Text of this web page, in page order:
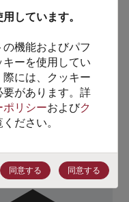
提案
しています。
機能およびパフ
ーを使用してい
には、クッキー
があります。詳
ポリシーおよびク
ださい。
同意する 同意する